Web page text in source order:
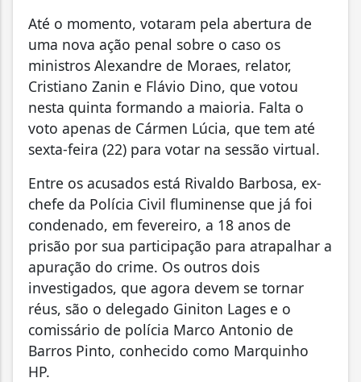
Até o momento, votaram pela abertura de
uma nova ação penal sobre o caso os
ministros Alexandre de Moraes, relator,
Cristiano Zanin e Flávio Dino, que votou
nesta quinta formando a maioria. Falta o
voto apenas de Cármen Lúcia, que tem até
sexta-feira (22) para votar na sessão virtual.
Entre os acusados está Rivaldo Barbosa, ex-
chefe da Polícia Civil fluminense que já foi
condenado, em fevereiro, a 18 anos de
prisão por sua participação para atrapalhar a
apuração do crime. Os outros dois
investigados, que agora devem se tornar
réus, são o delegado Giniton Lages e o
comissário de polícia Marco Antonio de
Barros Pinto, conhecido como Marquinho
HP.